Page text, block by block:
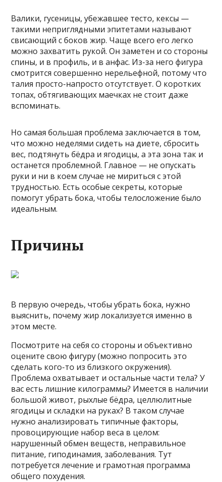
Валики, гусеницы, убежавшее тесто, кексы —
такими неприглядными эпитетами называют
свисающий с боков жир. Чаще всего его легко
можно захватить рукой. Он заметен и со стороны
спины, и в профиль, и в анфас. Из-за него фигура
смотрится совершенно нерельефной, потому что
талия просто-напросто отсутствует. О коротких
топах, обтягивающих маечках не стоит даже
вспоминать.
Но самая большая проблема заключается в том,
что можно неделями сидеть на диете, сбросить
вес, подтянуть бёдра и ягодицы, а эта зона так и
останется проблемной. Главное — не опускать
руки и ни в коем случае не мириться с этой
трудностью. Есть особые секреты, которые
помогут убрать бока, чтобы телосложение было
идеальным.
Причины
В первую очередь, чтобы убрать бока, нужно
выяснить, почему жир локализуется именно в
этом месте.
Посмотрите на себя со стороны и объективно
оцените свою фигуру (можно попросить это
сделать кого-то из близкого окружения).
Проблема охватывает и остальные части тела? У
вас есть лишние килограммы? Имеется в наличии
большой живот, рыхлые бёдра, целлюлитные
ягодицы и складки на руках? В таком случае
нужно анализировать типичные факторы,
провоцирующие набор веса в целом:
нарушенный обмен веществ, неправильное
питание, гиподинамия, заболевания. Тут
потребуется лечение и грамотная программа
общего похудения.